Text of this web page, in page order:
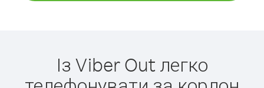
Із Viber Out легко